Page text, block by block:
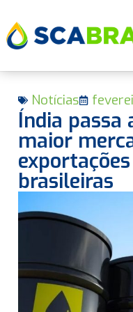
Notícias
Índia passa
maior
brasileiras